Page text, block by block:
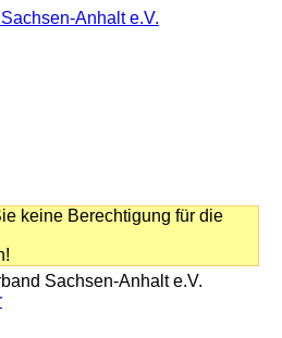
keine Berechtigung für die
Sachsen-Anhalt e.V.